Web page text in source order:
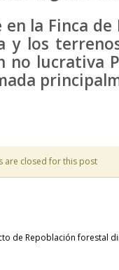
en la Finca
y los
no lucrativa
are closed for this post
de Repoblación forestal